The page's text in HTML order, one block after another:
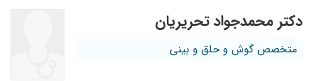
دکتر محمدجواد تحریریان
متخصص گوش و حلق و بینی